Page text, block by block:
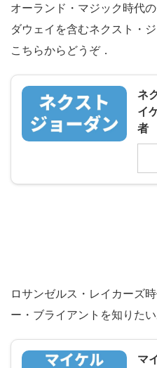
オーランド・マジック時代
ダウェイを含むネクスト・
こちらからどうぞ．
ネ
イ
者
ロサンゼルス・レイカーズ
ー・ブライアントを知りた
マ